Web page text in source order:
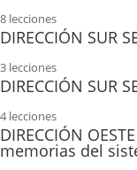
Como armar el altar
Apertura de
Creación de agua
Limpieza con gua
Recepción del
Nacimiento -
Cuadernillo de
Material Teórico
Meditación
Heridas de la
8 lecciones
DIRECCIÓN SUR
Cuadernillo de
LA GOTICA
Viaje: Soltar
3 lecciones
DIRECCIÓN SUR
Material teórico
4 lecciones
DIRECCIÓN
memorias del